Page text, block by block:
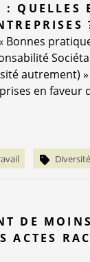
QUELLES
autrement)
en faveur
Diversité
DE
ACTES